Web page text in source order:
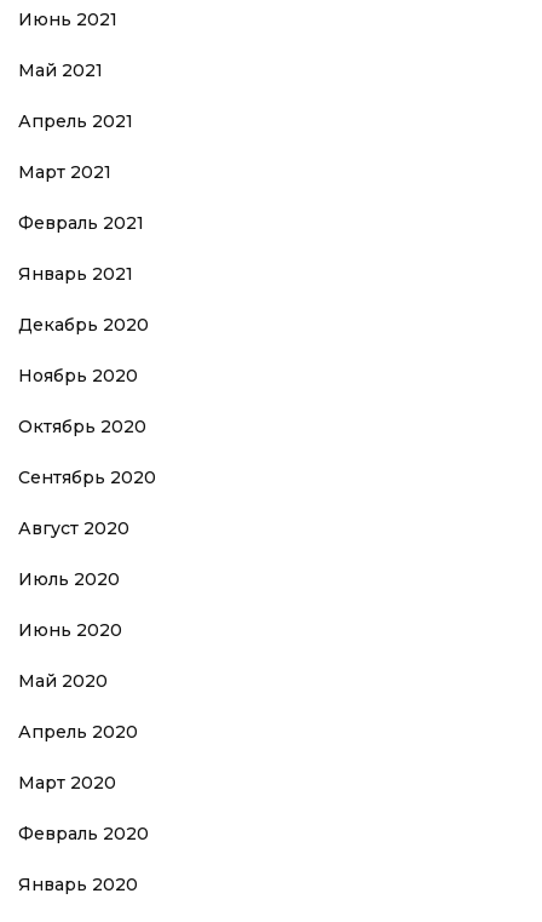
Июнь 2021
Май 2021
Апрель 2021
Март 2021
Февраль 2021
Январь 2021
Декабрь 2020
Ноябрь 2020
Октябрь 2020
Сентябрь 2020
Август 2020
Июль 2020
Июнь 2020
Май 2020
Апрель 2020
Март 2020
Февраль 2020
Январь 2020